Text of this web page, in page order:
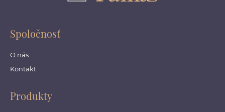
Spoločnosť
O nás
Kontakt
Produkty